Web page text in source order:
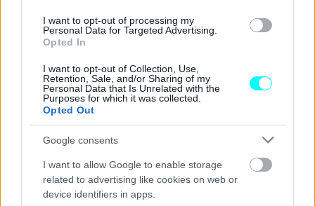
I want to opt-out of processing my
Personal Data for Targeted Advertising.
Opted In
I want to opt-out of Collection, Use,
Retention, Sale, and/or Sharing of my
Personal Data that Is Unrelated with the
Purposes for which it was collected.
Opted Out
Google consents
I want to allow Google to enable storage
related to advertising like cookies on web or
device identifiers in apps.
Και ενώ τα πιο πολλά από τα αυτοκίνητα της δημοπρασίας
έχουν ενδιαφέρον περισσότερο ως ανταλλακτικά,
υπάρχουν και μερικά που αξίζουν καλύτερης τύχης.
Δείτε για παράδειγμα στις φωτογραφίες το
εικονιζόμενο MINI Countryman Cooper S του 2015
που φαίνεται να βρίσκεται σε πραγματικά άριστη